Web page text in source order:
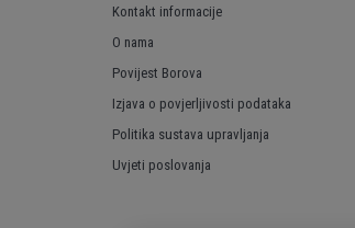
Kontakt informacije
O nama
Povijest Borova
Izjava o povjerljivosti podataka
Politika sustava upravljanja
Uvjeti poslovanja